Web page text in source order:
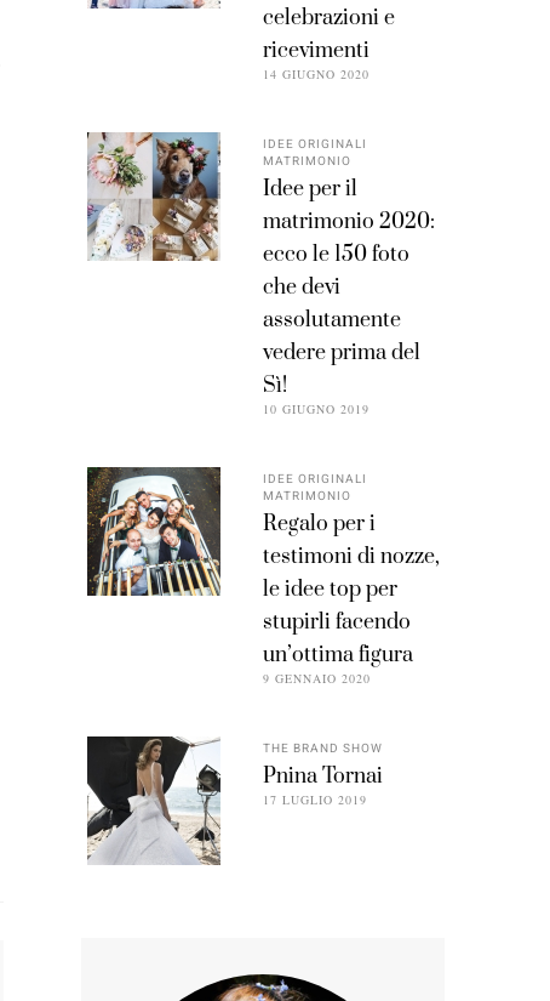
celebrazioni e
ricevimenti
14 GIUGNO 2020
IDEE ORIGINALI
MATRIMONIO
Idee per il
matrimonio 2020:
ecco le 150 foto
che devi
assolutamente
vedere prima del
Sì!
10 GIUGNO 2019
IDEE ORIGINALI
MATRIMONIO
Regalo per i
testimoni di nozze,
le idee top per
stupirli facendo
un’ottima figura
9 GENNAIO 2020
THE BRAND SHOW
Pnina Tornai
17 LUGLIO 2019